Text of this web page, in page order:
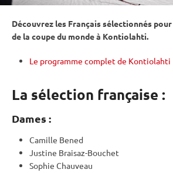
Découvrez les Français sélectionnés
de la coupe du mondeà Kontiolahti.
Le programme complet de Kontiolahti
La sélection française :
Dames :
Camille Bened
Justine Braisaz-Bouchet
Sophie Chauveau